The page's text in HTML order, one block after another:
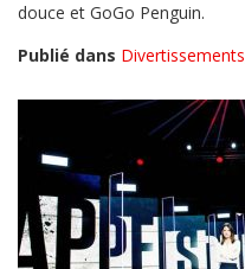
douce et GoGo Penguin.
Publié dans Divertissements